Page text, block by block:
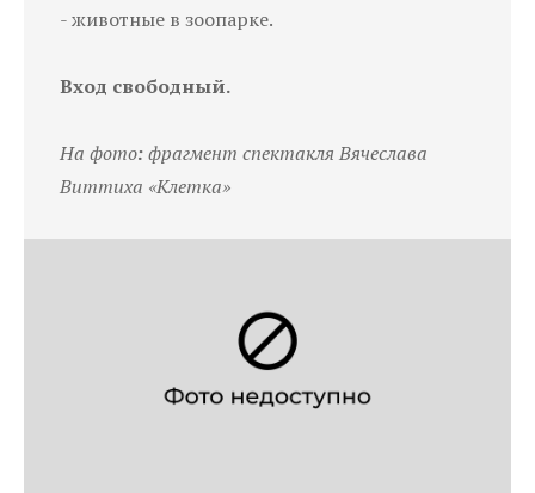
- животные в зоопарке.
Вход свободный.
На фото:фрагмент спектакля Вячеслава
Виттиха «Клетка»